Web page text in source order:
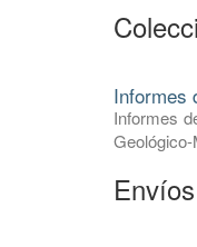
Informes
Informes